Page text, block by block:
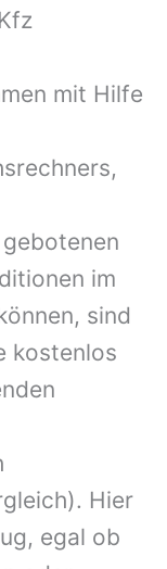
mit Hilfe
im
sind
kostenlos
Hier
egal ob